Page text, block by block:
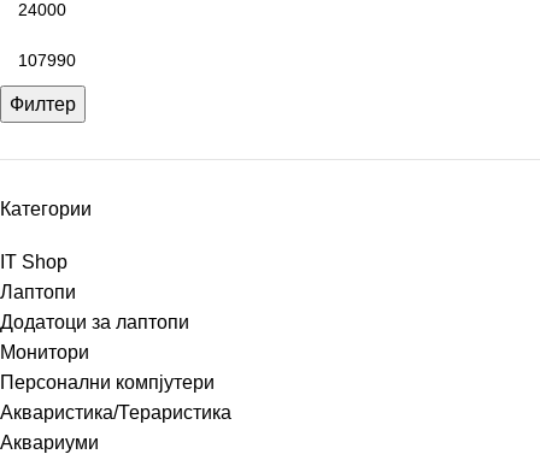
Филтер
Категории
IT Shop
Лаптопи
Додатоци за лаптопи
Монитори
Персонални компјутери
Акваристика/Тераристика
Аквариуми